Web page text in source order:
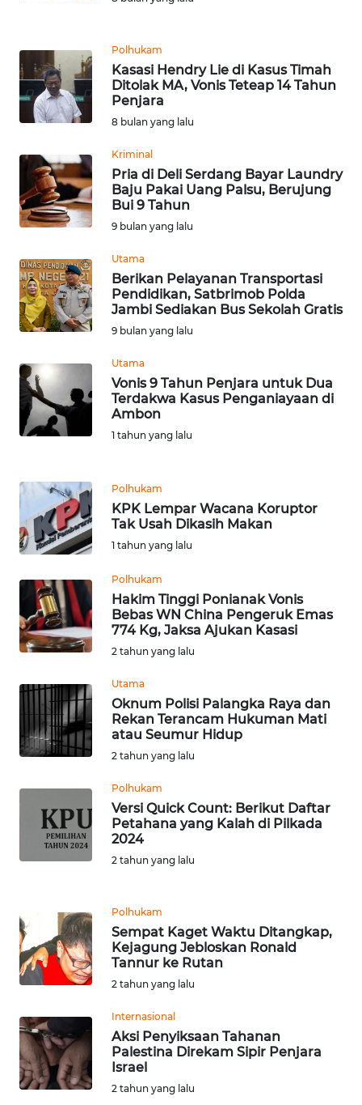
Polhukam
Kasasi Hendry Lie di Kasus Timah
Ditolak MA, Vonis Teteap 14 Tahun
Penjara
8 bulan yang lalu
Kriminal
Pria di Deli Serdang Bayar Laundry
Baju Pakai Uang Palsu, Berujung
Bui 9 Tahun
9 bulan yang lalu
Utama
Berikan Pelayanan Transportasi
Pendidikan, Satbrimob Polda
Jambi Sediakan Bus Sekolah Gratis
9 bulan yang lalu
Utama
Vonis 9 Tahun Penjara untuk Dua
Terdakwa Kasus Penganiayaan di
Ambon
1 tahun yang lalu
Polhukam
KPK Lempar Wacana Koruptor
Tak Usah Dikasih Makan
1 tahun yang lalu
Polhukam
Hakim Tinggi Ponianak Vonis
Bebas WN China Pengeruk Emas
774 Kg, Jaksa Ajukan Kasasi
2 tahun yang lalu
Utama
Oknum Polisi Palangka Raya dan
Rekan Terancam Hukuman Mati
atau Seumur Hidup
2 tahun yang lalu
Polhukam
Versi Quick Count: Berikut Daftar
Petahana yang Kalah di Pilkada
2024
2 tahun yang lalu
Polhukam
Sempat Kaget Waktu Ditangkap,
Kejagung Jebloskan Ronald
Tannur ke Rutan
2 tahun yang lalu
Internasional
Aksi Penyiksaan Tahanan
Palestina Direkam Sipir Penjara
Israel
2 tahun yang lalu
BERITA
KONTAK
INFO
IKLAN
PEDOMAN
MEDIA
SIBER
REDAKSI
KARIR
News
Regional
SUMUT
WN
JAKARTA
WN
JABAR
WN
WN
NTT
WN
PAPUA
BARAT
WN
RIAU